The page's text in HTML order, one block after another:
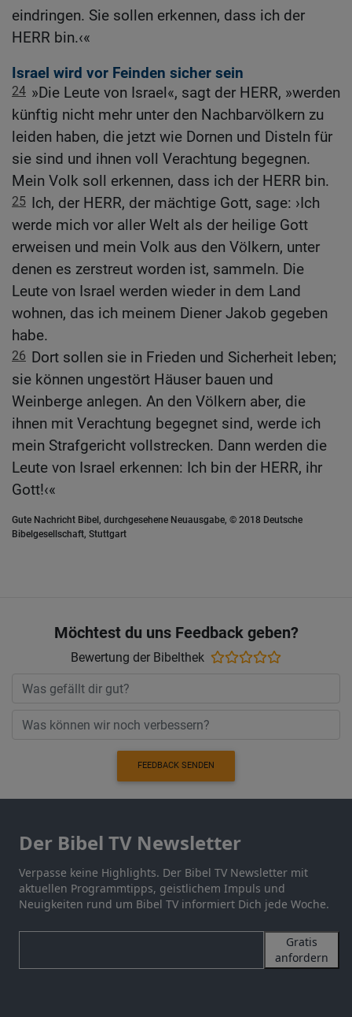
eindringen. Sie sollen erkennen, dass ich der
HERR bin.‹«
Israel wird vor Feinden sicher sein
24 »Die Leute von Israel«, sagt der HERR, »werden
künftig nicht mehr unter den Nachbarvölkern zu
leiden haben, die jetzt wie Dornen und Disteln für
sie sind und ihnen voll Verachtung begegnen.
Mein Volk soll erkennen, dass ich der HERR bin.
25 Ich, der HERR, der mächtige Gott, sage: ›Ich
werde mich vor aller Welt als der heilige Gott
erweisen und mein Volk aus den Völkern, unter
denen es zerstreut worden ist, sammeln. Die
Leute von Israel werden wieder in dem Land
wohnen, das ich meinem Diener Jakob gegeben
habe.
26 Dort sollen sie in Frieden und Sicherheit leben;
sie können ungestört Häuser bauen und
Weinberge anlegen. An den Völkern aber, die
ihnen mit Verachtung begegnet sind, werde ich
mein Strafgericht vollstrecken. Dann werden die
Leute von Israel erkennen: Ich bin der HERR, ihr
Gott!‹«
Gute Nachricht Bibel, durchgesehene Neuausgabe, © 2018 Deutsche
Bibelgesellschaft, Stuttgart
Möchtest du uns Feedback geben?
Bewertung der Bibelthek
FEEDBACK SENDEN
Der Bibel TV Newsletter
Verpasse keine Highlights. Der Bibel TV Newsletter mit
aktuellen Programmtipps, geistlichem Impuls und
Neuigkeiten rund um Bibel TV informiert Dich jede Woche.
Gratis
anfordern